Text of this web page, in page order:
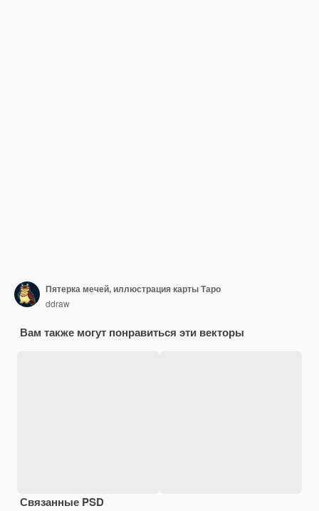
Пятерка мечей, иллюстрация карты Таро
ddraw
Вам также могут понравиться эти векторы
Связанные PSD